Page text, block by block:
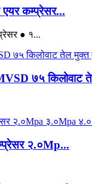
कम्प्रेसर...
● १...
७५ किलोवाट
२.०Mp...